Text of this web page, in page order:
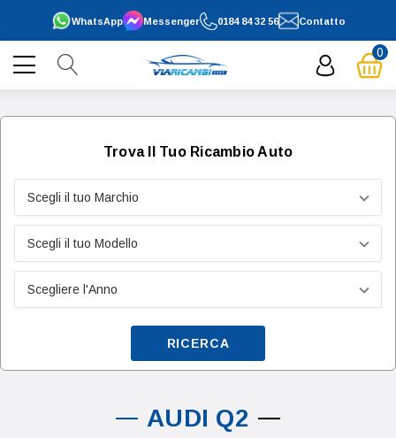
0184 84 32 56
WhatsApp Contatto
Messenger
0
Trova Il Tuo Ricambio Auto
RICERCA
AUDI Q2